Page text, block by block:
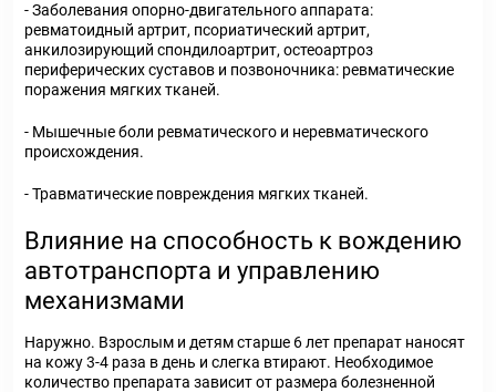
- Заболевания опорно-двигательного аппарата:
ревматоидный артрит, псориатический артрит,
анкилозирующий спондилоартрит, остеоартроз
периферических суставов и позвоночника: ревматические
поражения мягких тканей.
- Мышечные боли ревматического и неревматического
происхождения.
- Травматические повреждения мягких тканей.
Влияние на способность к вождению
автотранспорта и управлению
механизмами
Наружно. Взрослым и детям старше 6 лет препарат наносят
на кожу 3-4 раза в день и слегка втирают. Необходимое
количество препарата зависит от размера болезненной